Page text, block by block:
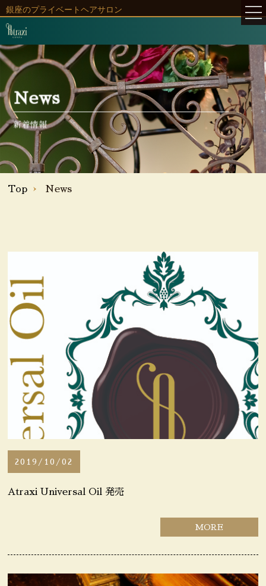
銀座のプライベートヘアサロン
Home
ホーム
コンセプト
Salon
サロン
Menu
News
ニュース
ブログ
Interview
代表インタビュー
Hair Donation
ヘアドネーション
Reccomend Menu
Recruit
リクルート
News
新着情報
Top News
2019/10/02
Atraxi Universal Oil 発売
MORE